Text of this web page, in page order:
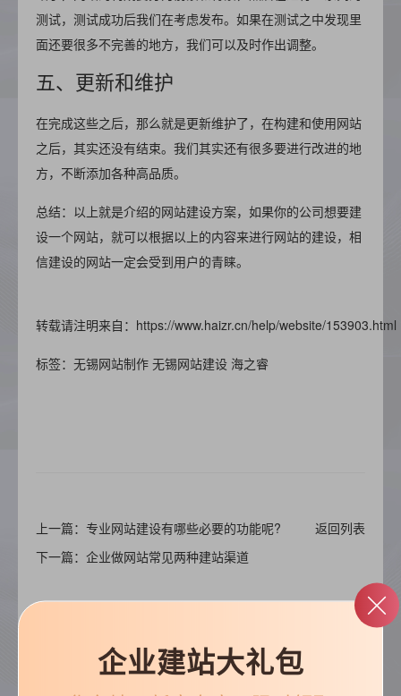
测试，测试成功后我们在考虑发布。如果在测试之中发现里
面还要很多不完善的地方，我们可以及时作出调整。
五、更新和维护
在完成这些之后，那么就是更新维护了，在构建和使用网站
之后，其实还没有结束。我们其实还有很多要进行改进的地
方，不断添加各种高品质。
总结：以上就是介绍的网站建设方案，如果你的公司想要建
设一个网站，就可以根据以上的内容来进行网站的建设，相
信建设的网站一定会受到用户的青睐。
转载请注明来自：https://www.haizr.cn/help/website/153903.html
标签：无锡网站制作 无锡网站建设 海之睿
上一篇：专业网站建设有哪些必要的功能呢?
返回列表
下一篇：企业做网站常见两种建站渠道
企业建站大礼包